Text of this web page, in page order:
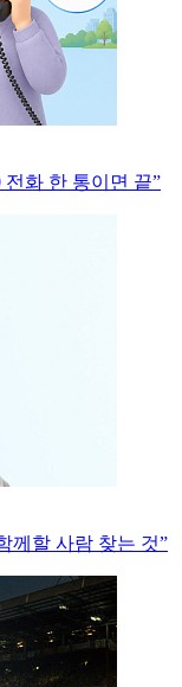
전화 한 통이면 끝”
께할 사람 찾는 것”